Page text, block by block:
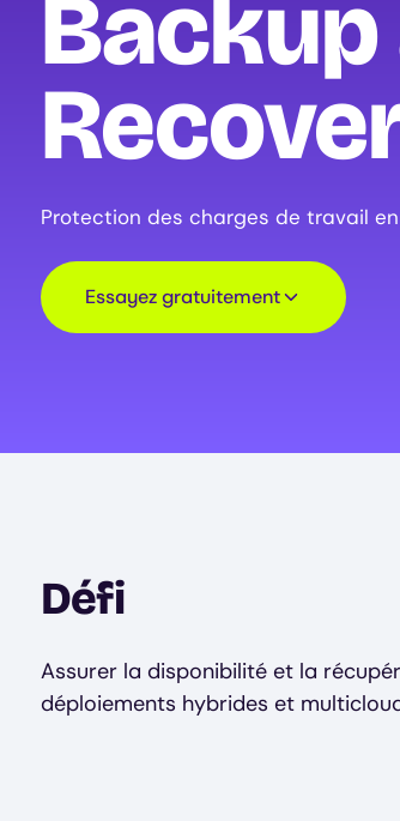
Backup
Protection des charges de travail
Essayez gratuitement
Défi
Assurer la disponibilité et la
déploiements hybrides et